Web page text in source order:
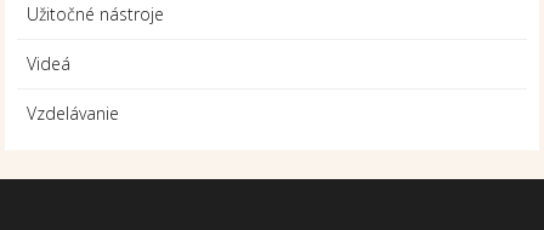
Užitočné nástroje
Videá
Vzdelávanie